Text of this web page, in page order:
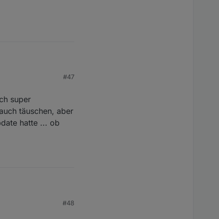
#47
super
täuschen, aber
hatte ... ob
#48